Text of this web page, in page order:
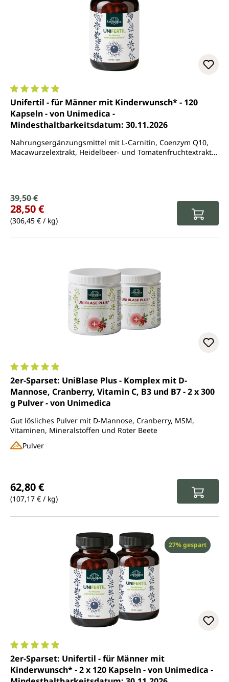
Durchschnittliche Bewertung von 5 von 5 Sternen
Unifertil - für Männer mit Kinderwunsch* - 120
Kapseln - von Unimedica -
Mindesthaltbarkeitsdatum: 30.11.2026
Nahrungsergänzungsmittel mit L-Carnitin, Coenzym Q10,
Macawurzelextrakt, Heidelbeer- und Tomatenfruchtextrakt,
Verkaufspreis:
Regulärer Preis:
39,50 €
28,50 €
(306,45 € / kg)
Durchschnittliche Bewertung von 5 von 5 Sternen
2er-Sparset: UniBlase Plus - Komplex mit D-
Mannose, Cranberry, Vitamin C, B3 und B7 - 2 x 300
g Pulver - von Unimedica
Gut lösliches Pulver mit D-Mannose, Cranberry, MSM,
Vitaminen, Mineralstoffen und Roter Beete
Pulver
62,80 €
(107,17 € / kg)
Rabatt
27% gespart
Durchschnittliche Bewertung von 5 von 5 Sternen
2er-Sparset: Unifertil - für Männer mit
Kinderwunsch* - 2 x 120 Kapseln - von Unimedica -